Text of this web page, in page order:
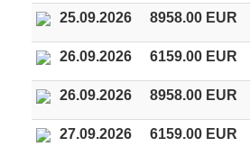
25.09.2026 8958.00 EUR
26.09.2026 6159.00 EUR
26.09.2026 8958.00 EUR
27.09.2026 6159.00 EUR